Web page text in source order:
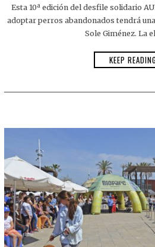
Esta 10ª edición del desfile solidario
adoptar perros abandonados tendrá
Sole Giménez. La
KEEP